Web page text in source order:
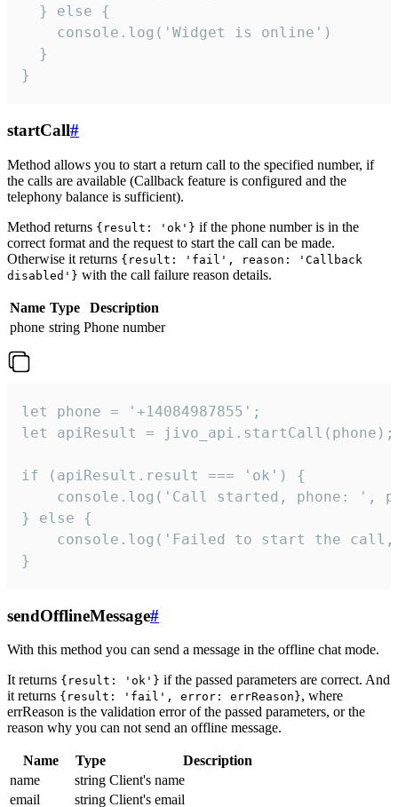
  } else {
    console.log('Widget is online')
  }
}
startCall#
Method allows you to start a return call to the specified number, if
the calls are available (Callback feature is configured and the
telephony balance is sufficient).
Method returns {result: 'ok'} if the phone number is in the
correct format and the request to start the call can be made.
Otherwise it returns {result: 'fail', reason: 'Callback
disabled'} with the call failure reason details.
Name Type
Description
phone string Phone number
let phone = '+14084987855';
let apiResult = jivo_api.startCall(phone);
if (apiResult.result === 'ok') {
console.log('Call started, phone: ',
} else {
console.log('Failed to start the
}
sendOfflineMessage#
With this method you can send a message in the offline chat mode.
It returns {result: 'ok'} if the passed parameters are correct. And
it returns {result: 'fail', error: errReason}, where
errReason is the validation error of the passed parameters, or the
reason why you can not send an offline message.
Name Type
Description
name
string Client's name
email
string Client's email